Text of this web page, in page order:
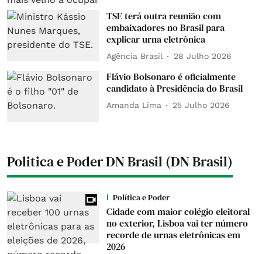
TSE terá outra reunião com
embaixadores no Brasil para
explicar urna eletrônica
Agência Brasil 28 Julho 2026
Flávio Bolsonaro é oficialmente
candidato à Presidência do Brasil
Amanda Lima 25 Julho 2026
Politica e Poder DN Brasil (DN Brasil)
Política e Poder
Cidade com maior colégio eleitoral
no exterior, Lisboa vai ter número
recorde de urnas eletrônicas em
2026